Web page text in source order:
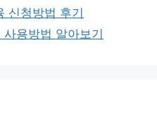
신청방법 후기
용방법 알아보기